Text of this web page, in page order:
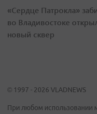
«Сердце Патрокла»
во Владивостоке
новый сквер
© 1997 - 2026 VLADNEWS
При любом использовании